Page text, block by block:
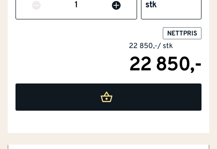
Antall stk
NETTPRIS
22 850,-/ stk
22 850,-
Flott overflate og kvistfri karm
Omramming av furu og laminert finér
Forsikringsgodkjent låssystem
Tre hengsler med bakkantsikring
med glass og god isolasjonsevne i høy kvalitet. Med